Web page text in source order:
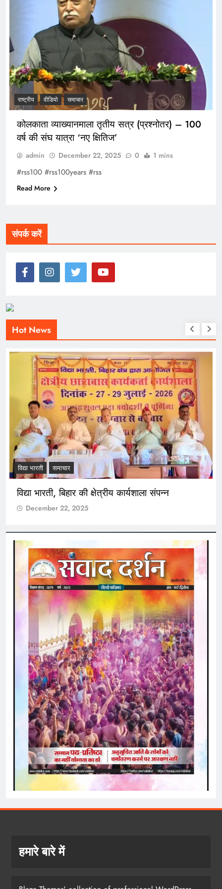
राष्ट्रीय वीडियो समाचार
कोलकाता व्याख्यानमाला तृतीय सत्र (प्रश्नोतर) – 100
वर्ष की संघ यात्रा ‘नए क्षितिज’
admin December 22, 2025 0 1 mins
#rss100 #rss100years #rss
Read More
संपर्क करें
Hot News
विद्या भारती समाचार
विद्या भारती, बिहार की क्षेत्रीय कार्यशाला संपन्न
December 22, 2025
हमारे बारे में